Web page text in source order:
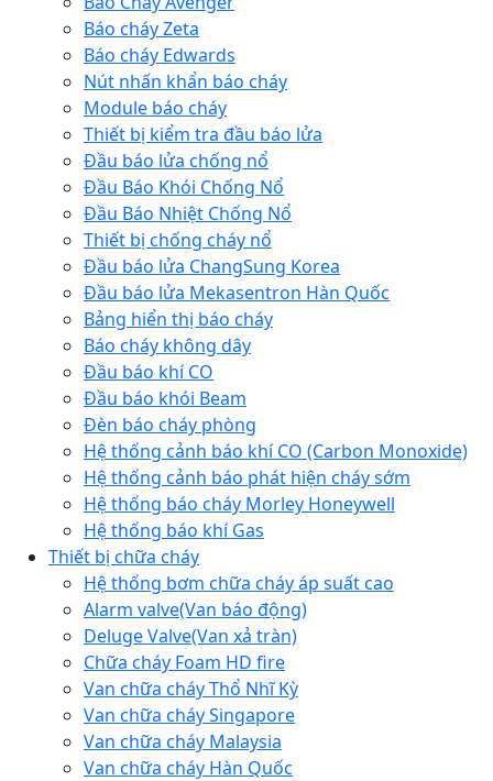
Báo cháy Zeta
Báo cháy Edwards
Nút nhấn khẩn báo cháy
Module báo cháy
Thiết bị kiểm tra đầu báo lửa
Đầu báo lửa chống nổ
Đầu Báo Khói Chống Nổ
Đầu Báo Nhiệt Chống Nổ
Thiết bị chống cháy nổ
Đầu báo lửa ChangSung Korea
Đầu báo lửa Mekasentron Hàn Quốc
Bảng hiển thị báo cháy
Báo cháy không dây
Đầu báo khí CO
Đầu báo khói Beam
Đèn báo cháy phòng
Hệ thống cảnh báo khí CO (Carbon Monoxide)
Hệ thống cảnh báo phát hiện cháy sớm
Hệ thống báo cháy Morley Honeywell
Hệ thống báo khí Gas
Thiết bị chữa cháy
Hệ thống bơm chữa cháy áp suất cao
Alarm valve(Van báo động)
Deluge Valve(Van xả tràn)
Chữa cháy Foam HD fire
Van chữa cháy Thổ Nhĩ Kỳ
Van chữa cháy Singapore
Van chữa cháy Malaysia
Van chữa cháy Hàn Quốc